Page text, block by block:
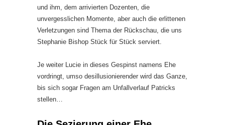
und ihm, dem arrivierten Dozenten, die
unvergesslichen Momente, aber auch die erlittenen
Verletzungen sind Thema der Rückschau, die uns
Stephanie Bishop Stück für Stück serviert.
Je weiter Lucie in dieses Gespinst namens Ehe
vordringt, umso desillusionierender wird das Ganze,
bis sich sogar Fragen am Unfallverlauf Patricks
stellen…